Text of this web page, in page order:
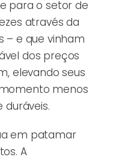
para o setor de
através da
– e que vinham
dos preços
elevando seus
menos
duráveis.
em patamar
A